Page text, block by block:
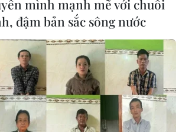
tỉnh Điện Biên phá thành công
giữ 1 đối tượng Giàng A Pó, thu
tổng hợp, 1 xe máy và một số vật
mình mạnh mẽ với chuỗi
đậm bản sắc sông nước